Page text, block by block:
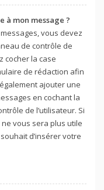
à mon message ?
vous devez
de contrôle de
cocher la case
de rédaction afin
ajouter une
en cochant la
de l’utilisateur. Si
vous sera plus utile
d’insérer votre